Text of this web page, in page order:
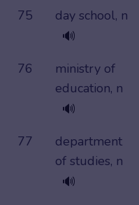
75
day school, n
🔊
76
ministry of
education, n
🔊
77
department
of studies, n
🔊